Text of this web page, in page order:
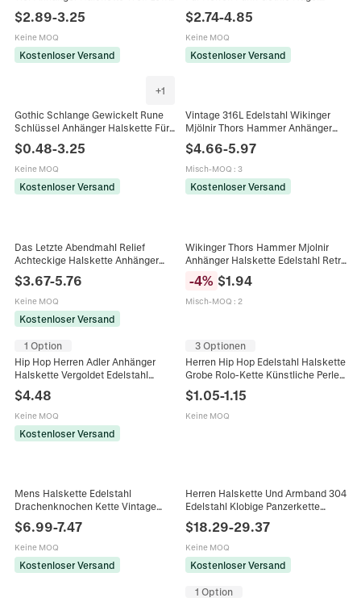
Leopard Kopf Distressed Biker
Schmuck Gotik Herren Retro
Charme Halskette
$2.89-3.25
Keine MOQ
Kostenloser Versand
Design Kreuz Anhänger Poliert
Stahl Gold Schwarz Herren
Schmuck
$2.74-4.85
Keine MOQ
Kostenloser Versand
+1
Gothic Schlange Gewickelt Rune
Schlüssel Anhänger Halskette Für
Herren Edelstahl Antik Silber
Dunkel Retro Labyrinth Kreuz
Schmuck
$0.48-3.25
Keine MOQ
Kostenloser Versand
Vintage 316L Edelstahl Wikinger
Mjölnir Thors Hammer Anhänger
Halskette Punk Rock Nordisches
Totem Herren Schmuck Geschenk
$4.66-5.97
Misch-MOQ : 3
Kostenloser Versand
Das Letzte Abendmahl Relief
Achteckige Halskette Anhänger
Kette Religiöser Herren Schmuck
$3.67-5.76
Keine MOQ
Kostenloser Versand
Wikinger Thors Hammer Mjolnir
Anhänger Halskette Edelstahl Retro
Hip Hop Schmuck Geschenk
-4% $1.94
Misch-MOQ : 2
1 Option
Hip Hop Herren Adler Anhänger
Halskette Vergoldet Edelstahl
Damen Und Herren Punk
Accessoire
$4.48
Keine MOQ
Kostenloser Versand
3 Optionen
Herren Hip Hop Edelstahl Halskette
Grobe Rolo-Kette Künstliche Perle
Streetwear Schmuck
$1.05-1.15
Keine MOQ
Mens Halskette Edelstahl
Drachenknochen Kette Vintage
Antik Silber Industrieller Stil
Gliederkette Für Männer
$6.99-7.47
Keine MOQ
Kostenloser Versand
Herren Halskette Und Armband 304
Edelstahl Klobige Panzerkette
Zweifarbig Gold Schwarz Hip Hop
Punk Streetwear Schmuck
$18.29-29.37
Keine MOQ
Kostenloser Versand
1 Option